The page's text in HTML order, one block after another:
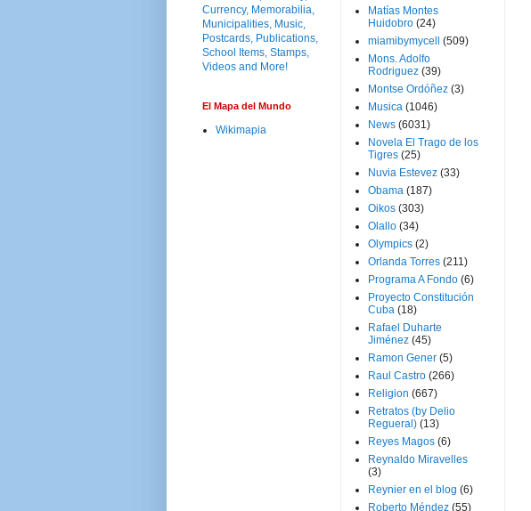
El Mapa del Mundo
Wikimapia
Matías Montes
Huidobro (24)
miamibymycell
(509)
Mons. Adolfo
Rodriguez (39)
Montse Ordóñez (3)
Musica (1046)
News (6031)
Novela El Trago de los
Tigres (25)
Nuvia Estevez (33)
Obama (187)
Oikos (303)
Olallo (34)
Olympics (2)
Orlanda Torres (211)
Programa A Fondo (6)
Proyecto Constitución
Cuba (18)
Rafael Duharte
Jiménez (45)
Ramon Gener (5)
Raul Castro (266)
Religion (667)
Retratos (by Delio
Regueral) (13)
Reyes Magos (6)
Reynaldo Miravelles
(3)
Reynier en el blog (6)
Roberto Méndez (55)